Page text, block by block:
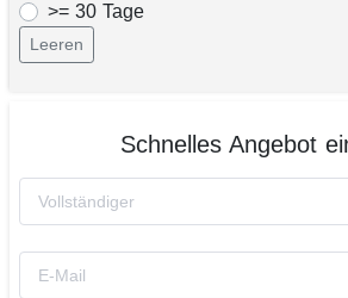
>= 30 Tage
Leeren
Schnelles Angebot